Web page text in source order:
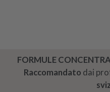
FORMULE
Raccomandato dai